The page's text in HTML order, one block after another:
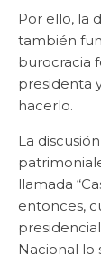
Por ello, la
también
burocracia
presidenta
hacerlo.
La
llamada
entonces,
Nacional lo